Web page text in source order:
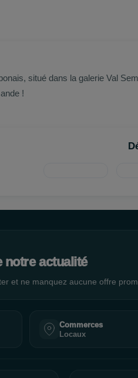
situé dans la galerie Val
!
notre actualité
et ne manquez aucune offre
Commerces
Locaux